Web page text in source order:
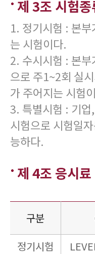
제 3조 시험
1. 정기시험 : 본
는 시험이다.
2. 수시시험 : 본
으로 주1~2회 실
가 주어지는 시험
3. 특별시험 : 기
시험으로 시험일
능하다.
제 4조 응시료
구분
정기시험